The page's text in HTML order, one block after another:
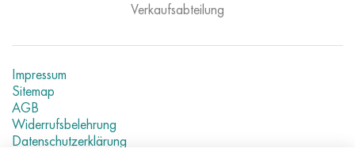
Verkaufsabteilung
Impressum
Sitemap
AGB
Widerrufsbelehrung
Datenschutzerklärung